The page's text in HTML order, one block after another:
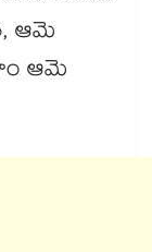
ఆమె
ఆమె